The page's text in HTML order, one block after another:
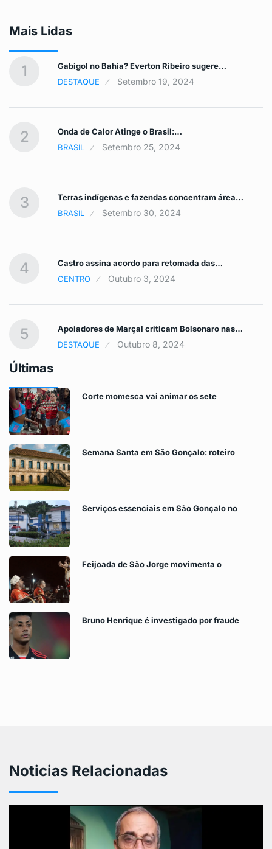
Mais Lidas
1
Gabigol no Bahia? Everton Ribeiro sugere…
DESTAQUE
Setembro 19, 2024
2
Onda de Calor Atinge o Brasil:…
BRASIL
Setembro 25, 2024
3
Terras indígenas e fazendas concentram área…
BRASIL
Setembro 30, 2024
4
Castro assina acordo para retomada das…
CENTRO
Outubro 3, 2024
5
Apoiadores de Marçal criticam Bolsonaro nas…
DESTAQUE
Outubro 8, 2024
Últimas
Corte momesca vai animar os sete
Semana Santa em São Gonçalo: roteiro
Serviços essenciais em São Gonçalo no
Feijoada de São Jorge movimenta o
Bruno Henrique é investigado por fraude
Noticias Relacionadas